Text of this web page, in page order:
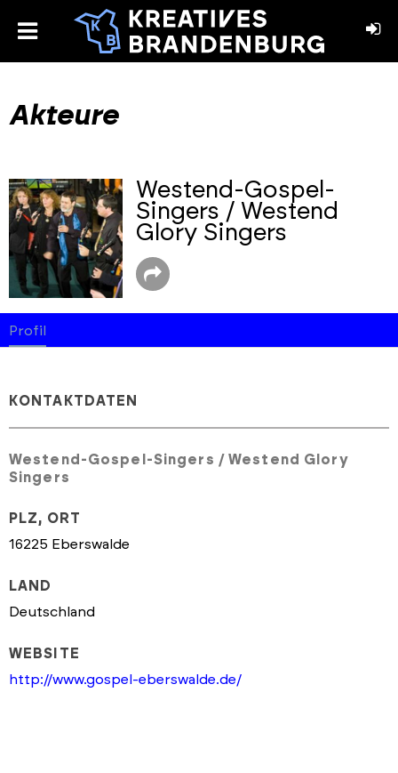
toggle
Akteure
Westend-Gospel-
Singers / Westend
Glory Singers
Profil
KONTAKTDATEN
Westend-Gospel-Singers / Westend Glory
Singers
PLZ, ORT
16225 Eberswalde
LAND
Deutschland
WEBSITE
http://www.gospel-eberswalde.de/